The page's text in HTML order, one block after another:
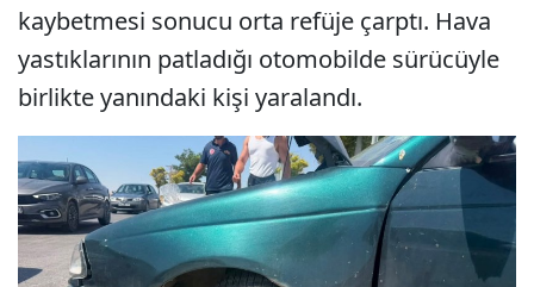
kaybetmesi sonucu orta refüje çarptı. Hava
yastıklarının patladığı otomobilde sürücüyle
birlikte yanındaki kişi yaralandı.